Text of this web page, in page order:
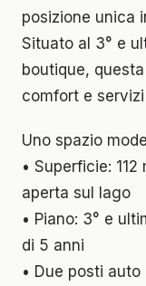
posizione unica
Situato al 3° e
boutique,
comfort e
Uno spazio
• Superficie:
aperta sul lago
• Piano: 3° e
di 5 anni
• Due posti auto